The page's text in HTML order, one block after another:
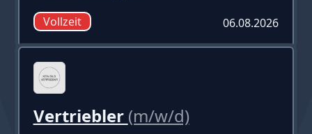
Vollzeit 06.08.2026
Vertriebler (m/w/d)